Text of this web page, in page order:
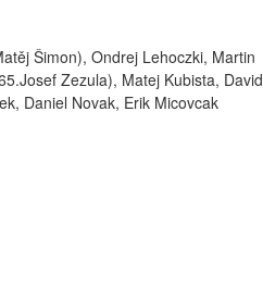
Šimon), Ondrej Lehoczki, Martin
Zezula), Matej Kubista, David
Daniel Novak, Erik Micovcak